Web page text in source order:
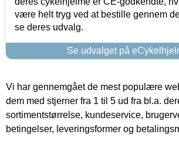
være helt tryg ved at bestille gennem
se deres udvalg.
Se udvalget på
Vi har gennemgået de mest populære
dem med stjerner fra 1 til 5 ud fra bl.a.
sortimentstørrelse, kundeservice,
betingelser, leveringsformer og